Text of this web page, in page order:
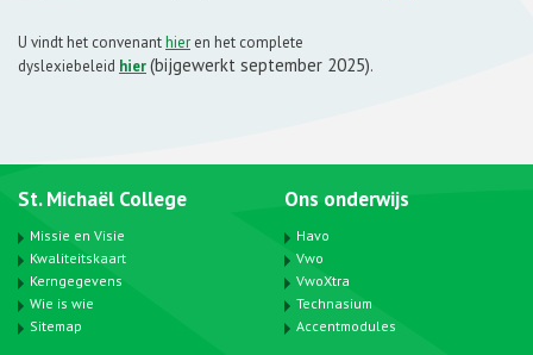
U vindt het convenanthier en het complete
dyslexiebeleid hier(bijgewerkt september 2025).
St. Michaël College
Missie en Visie
Kwaliteitskaart
Kerngegevens
Wie is wie
Sitemap
Ons onderwijs
Havo
Vwo
VwoXtra
Technasium
Accentmodules